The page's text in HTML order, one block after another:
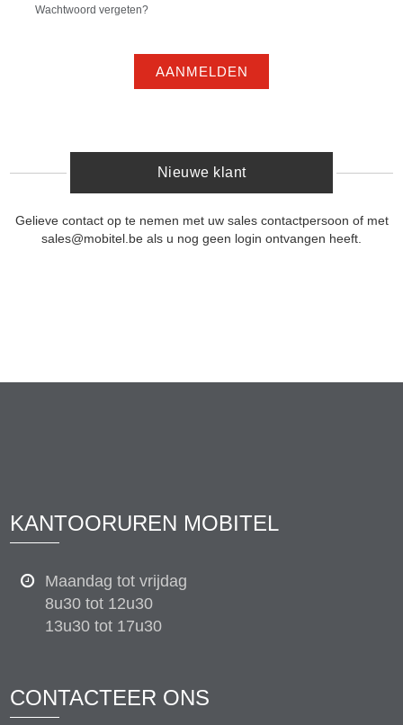
Wachtwoord vergeten?
AANMELDEN
Nieuwe klant
Gelieve contact op te nemen met uw sales contactpersoon of met
sales@mobitel.be als u nog geen login ontvangen heeft.
KANTOORUREN MOBITEL
Maandag tot vrijdag
8u30 tot 12u30
13u30 tot 17u30
CONTACTEER ONS